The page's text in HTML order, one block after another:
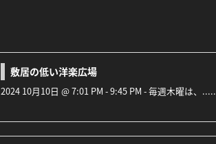
敷居の低い洋楽広場
2024 10月10日 @ 7:01 PM - 9:45 PM - 毎週木曜は、.....